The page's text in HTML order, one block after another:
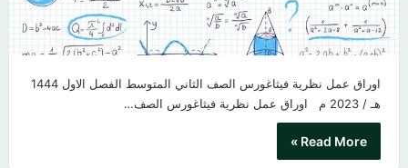
اوراق عمل نظرية فيثاغورس الصف الثاني المتوسط الفصل الاول 1444
هـ / 2023 م​ اوراق عمل نظرية فيثاغورس الصف…
Read More »